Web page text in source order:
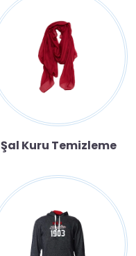
Şal Kuru Temizleme